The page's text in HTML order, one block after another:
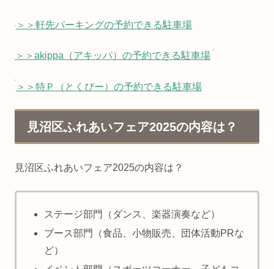
＞＞軒先パーキングの予約できる駐車場
＞＞akippa（アキッパ）の予約できる駐車場
＞＞特Ｐ（とくぴー）の予約できる駐車場
見沼区ふれあいフェア2025の内容は？
見沼区ふれあいフェア2025の内容は？
ステージ部門（ダンス、楽器演奏など）
ブース部門（食品、小物販売、団体活動PRな
ど）